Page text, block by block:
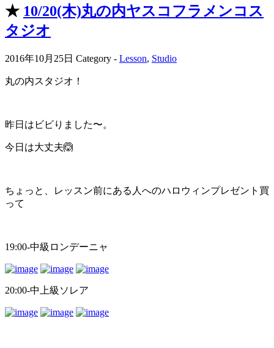
★ 10/20(木)丸の内ヤスコフラメンコス
タジオ
2016年10月25日 Category - Lesson, Studio
丸の内スタジオ！
昨日はビビりました〜。
今日は大丈夫🙆
ちょっと、レッスン前にある人へのハロウィンプレゼント買
って
19:00-中級ロンデーニャ
20:00-中上級ソレア